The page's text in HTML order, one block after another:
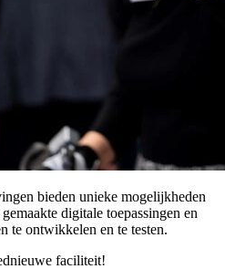
bieden unieke mogelijkheden
digitale toepassingen en
te ontwikkelen en te testen.
faciliteit!